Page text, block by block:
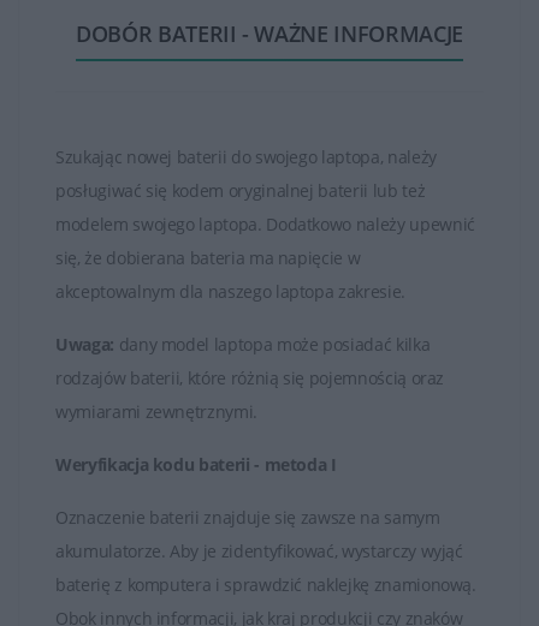
pracy na baterii.
użytkowania. Większość baterii ma określony czas pracy
na baterii podczas korzystania z urządzenia bez
podłączenia do zasilania.
Baterie HP, podobnie jak każda bateria litowo-jonowa,
Po pewnej liczbie cykli użytkowania bateria może
zacząć tracić pojemność, co prowadzi do skrócenia
czasu działania na baterii.
W przypadku zużycia baterii lub utraty jej zdolności do
utrzymania odpowiedniego poziomu naładowania,
można ją wymienić na nową. Producenci oferują
oryginalne baterie, które są kompatybilne z
konkretnymi modelami laptopów HP.
DOBÓR BATERII - WAŻNE INFORMACJE
Szukając nowej baterii do swojego laptopa, należy
posługiwać się kodem oryginalnej baterii lub też
modelem swojego laptopa. Dodatkowo należy upewnić
się, że dobierana bateria ma napięcie w
akceptowalnym dla naszego laptopa zakresie.
Uwaga: dany model laptopa może posiadać kilka
rodzajów baterii, które różnią się pojemnością oraz
wymiarami zewnętrznymi.
Weryfikacja kodu baterii - metoda I
Oznaczenie baterii znajduje się zawsze na samym
akumulatorze. Aby je zidentyfikować, wystarczy wyjąć
baterię z komputera i sprawdzić naklejkę znamionową.
Obok innych informacji, jak kraj produkcji czy znaków